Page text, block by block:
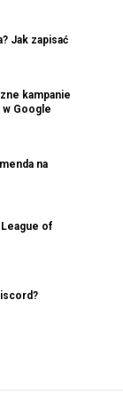
Jak zapisać
kampanie
w Google
na
of